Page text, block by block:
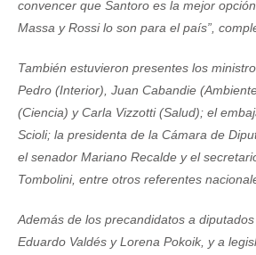
convencer que Santoro es la mejor
Massa y Rossi lo son para el país”,
También estuvieron presentes los
Pedro (Interior), Juan Cabandie
(Ciencia) y Carla Vizzotti (Salud); el
Scioli; la presidenta de la Cámara de
el senador Mariano Recalde y el
Tombolini, entre otros referentes
Además de los precandidatos a
Eduardo Valdés y Lorena Pokoik, y a